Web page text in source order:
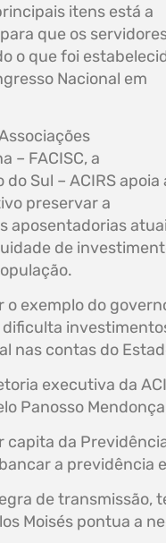
itens está a
que os
o que foi
Nacional em
– FACISC, a
Sul – ACIRS apoia
preservar a
aposentadorias
de
o exemplo do
nas contas do
executiva da
Panosso
capita da
a previdência
de transmissão,
Moisés pontua a